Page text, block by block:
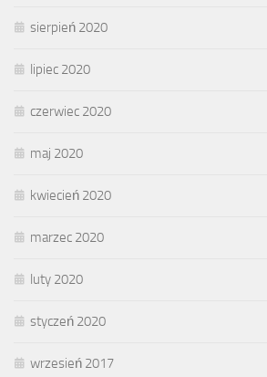
sierpień 2020
lipiec 2020
czerwiec 2020
maj 2020
kwiecień 2020
marzec 2020
luty 2020
styczeń 2020
wrzesień 2017